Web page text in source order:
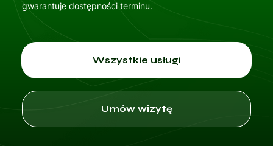
gwarantuje dostępności terminu.
Wszystkie usługi
Umów wizytę